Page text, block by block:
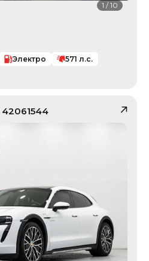
1 /10
Электро 571 л.с.
42061544